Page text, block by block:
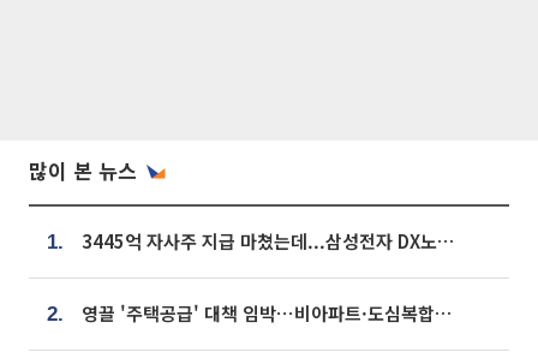
많이 본 뉴스
1. 3445억 자사주 지급 마쳤는데...삼성전자 DX노조, 뒤늦은 '떼쓰기 집회'
2. 영끌 '주택공급' 대책 임박⋯비아파트·도심복합까지 총동원